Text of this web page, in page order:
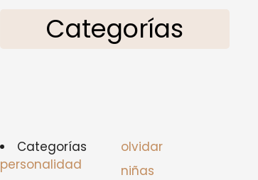
Categorías
Categorías
personalidad
olvidar
niñas